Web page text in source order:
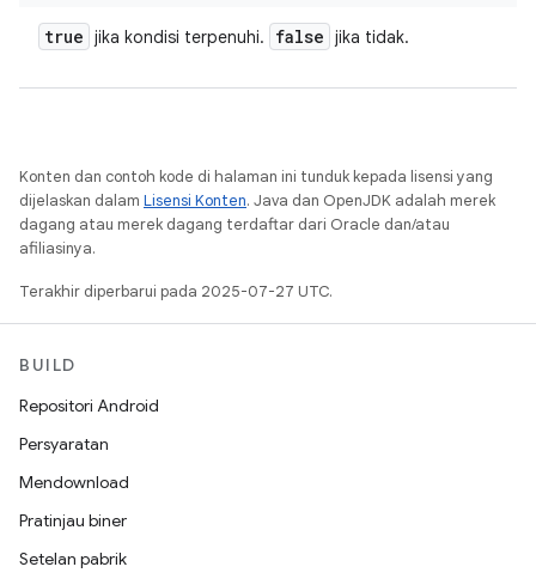
true jika kondisi terpenuhi. false jika tidak.
Konten dan contoh kode di halaman ini tunduk kepada lisensi yang
dijelaskan dalam Lisensi Konten. Java dan OpenJDK adalah merek
dagang atau merek dagang terdaftar dari Oracle dan/atau
afiliasinya.
Terakhir diperbarui pada 2025-07-27 UTC.
BUILD
Repositori Android
Persyaratan
Mendownload
Pratinjau biner
Setelan pabrik